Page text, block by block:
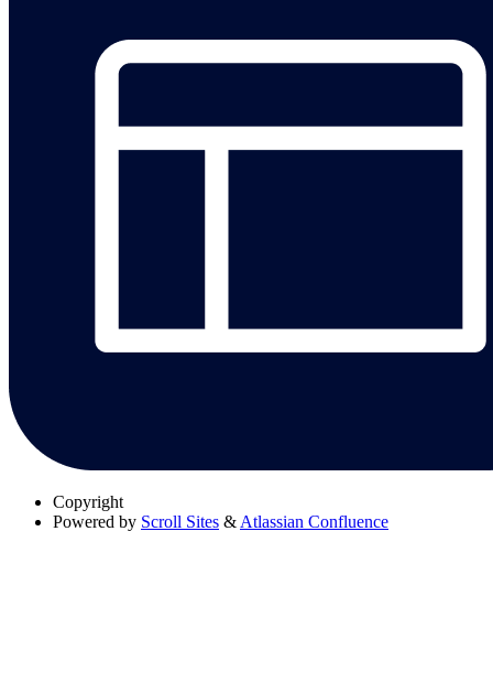
Copyright
Powered by Scroll Sites & Atlassian Confluence